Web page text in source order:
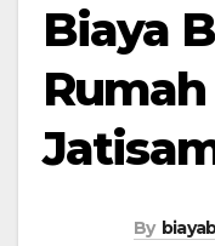
Biaya
Rumah
By